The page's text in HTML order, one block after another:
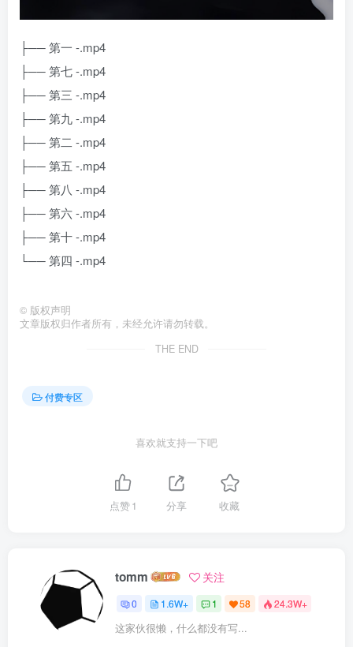
├── 第一 -.mp4
├── 第七 -.mp4
├── 第三 -.mp4
├── 第九 -.mp4
├── 第二 -.mp4
├── 第五 -.mp4
├── 第八 -.mp4
├── 第六 -.mp4
├── 第十 -.mp4
└── 第四 -.mp4
© 版权声明
文章版权归作者所有，未经允许请勿转载。
THE END
付费专区
喜欢就支持一下吧
点赞1 分享 收藏
tomm 关注
0 1.6W+ 1 58 24.3W+
这家伙很懒，什么都没有写...